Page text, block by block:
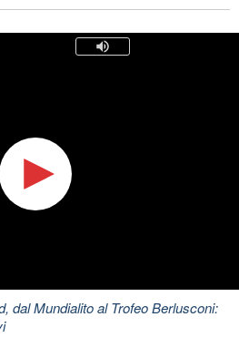
dal Mundialito al Trofeo Berlusconi: